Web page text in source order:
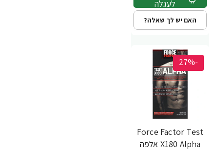
לעגלה
האם יש לך שאלה?
-27%
Force Factor Test
X180 Alpha אלפה